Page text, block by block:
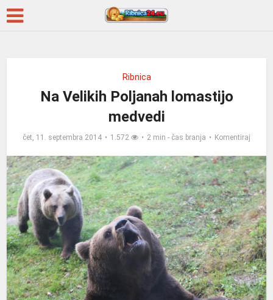
Ribnica
Na Velikih Poljanah lomastijo
medvedi
čet, 11. septembra 2014 1.572 2 min - čas branja Komentiraj